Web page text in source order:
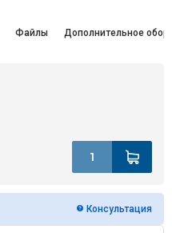
Файлы Дополнительное
Консультация